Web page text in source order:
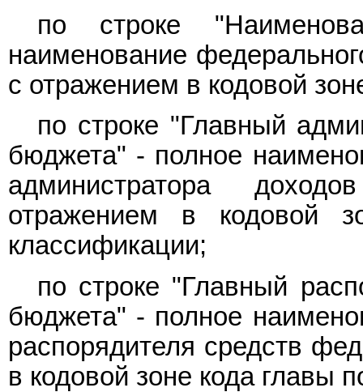
по строке
наименование
с отражением в кодовой
по строке "Главный
бюджета" - полное
администратора
отражением в кодовой
классификации;
по строке "Главный
бюджета" - полное
распорядителя средств
в кодовой зоне кода главы